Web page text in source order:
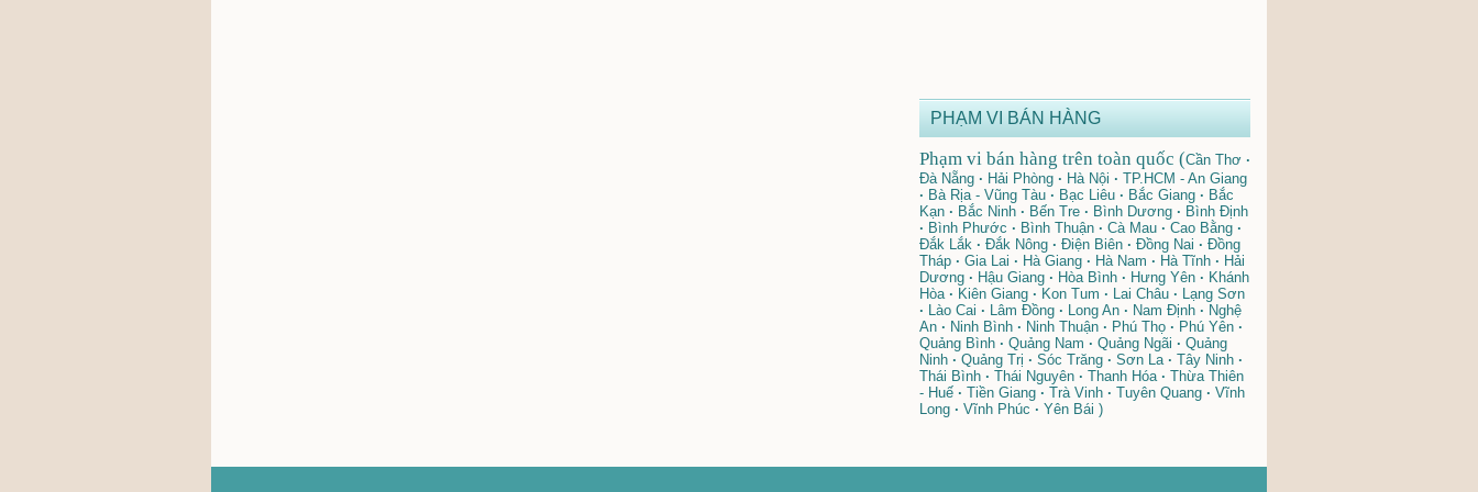
PHẠM VI BÁN HÀNG
Phạm vi bán hàng trên toàn quốc (Cần Thơ ·
Đà Nẵng · Hải Phòng · Hà Nội · TP.HCM - An Giang
· Bà Rịa - Vũng Tàu · Bạc Liêu · Bắc Giang · Bắc
Kạn · Bắc Ninh · Bến Tre · Bình Dương · Bình Định
· Bình Phước · Bình Thuận · Cà Mau · Cao Bằng ·
Đắk Lắk · Đắk Nông · Điện Biên · Đồng Nai · Đồng
Tháp · Gia Lai · Hà Giang · Hà Nam · Hà Tĩnh · Hải
Dương · Hậu Giang · Hòa Bình · Hưng Yên · Khánh
Hòa· Kiên Giang · Kon Tum · Lai Châu · Lạng Sơn
· Lào Cai · Lâm Đồng · Long An · Nam Định · Nghệ
An · Ninh Bình · Ninh Thuận · Phú Thọ · Phú Yên ·
Quảng Bình · Quảng Nam · Quảng Ngãi · Quảng
Ninh · Quảng Trị · Sóc Trăng · Sơn La· Tây Ninh ·
Thái Bình · Thái Nguyên · Thanh Hóa· Thừa Thiên
- Huế · Tiền Giang · Trà Vinh · Tuyên Quang · Vĩnh
Long · Vĩnh Phúc · Yên Bái )